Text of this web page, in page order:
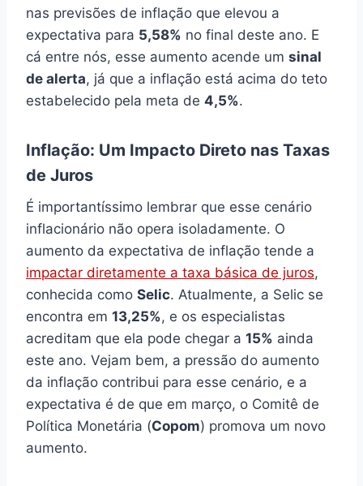
nas previsões de inflação que elevou a
expectativa para 5,58% no final deste ano. E
cá entre nós, esse aumento acende um sinal
de alerta, já que a inflação está acima do teto
estabelecido pela meta de 4,5%.
Inflação: Um Impacto Direto nas Taxas
de Juros
É importantíssimo lembrar que esse cenário
inflacionário não opera isoladamente. O
aumento da expectativa de inflação tende a
impactar diretamente a taxa básica de juros,
conhecida como Selic. Atualmente, a Selic se
encontra em 13,25%, e os especialistas
acreditam que ela pode chegar a 15% ainda
este ano. Vejam bem, a pressão do aumento
da inflação contribui para esse cenário, e a
expectativa é de que em março, o Comitê de
Política Monetária (Copom) promova um novo
aumento.